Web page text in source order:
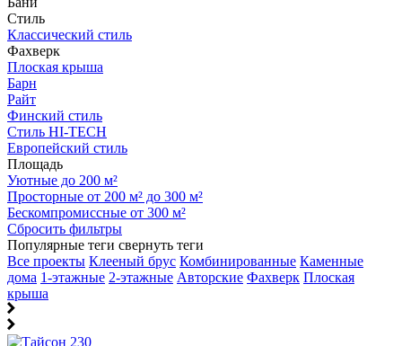
Стиль
Классический стиль
Фахверк
Плоская крыша
Барн
Райт
Финский стиль
Стиль HI-TECH
Европейский стиль
Площадь
Уютные до 200 м²
Просторные от 200 м² до 300 м²
Бескомпромиссные от 300 м²
Сбросить фильтры
Популярные теги свернуть теги
Все проекты Клееный брус Комбинированные Каменные
дома 1-этажные 2-этажные Авторские Фахверк Плоская
крыша